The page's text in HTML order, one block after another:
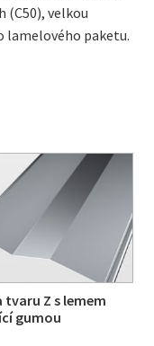
(C50), velkou
lamelového paketu.
tvaru Z s lemem
gumou